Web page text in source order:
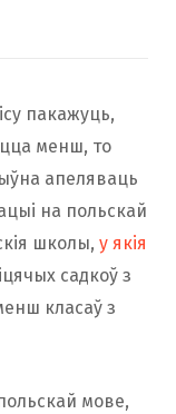
пакажуць,
менш, то
апеляваць
на польскай
школы, у якія
садкоў з
класаў з
мове,